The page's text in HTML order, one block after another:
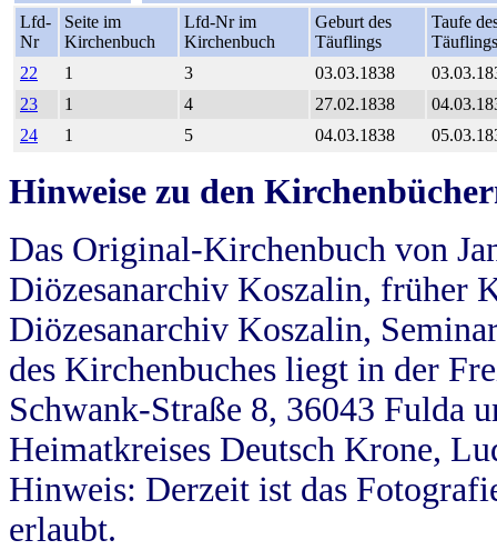
Lfd-
Nr
Seite im
Kirchenbuch
Lfd-Nr im
Kirchenbuch
Geburt des
Täuflings
Taufe
Täuflings
22
1 3 03.03.1838
23
1 4 27.02.1838
24
1 5 04.03.1838
Hinweise zu den
Das Original-Kirchenbuch von
Diözesanarchiv Koszalin, früher
Diözesanarchiv Koszalin,
des Kirchenbuches liegt in der
Schwank-Straße 8, 36043 Fulda
Heimatkreises Deutsch Krone,
Hinweis: Derzeit ist das
erlaubt.